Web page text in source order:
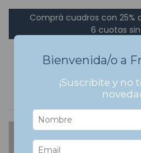
Comprá cuadros con
6 cuotas
%OFF
Bienvenida/o a
¡Suscribite y no